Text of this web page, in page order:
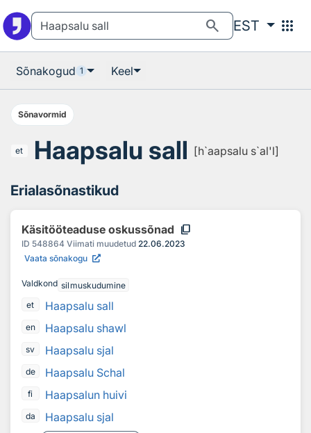
search EST apps
Sõnakogud 1 Keel
Sõnavormid
et Haapsalu sall [h`aapsalu s`al'l]
Erialasõnastikud
Käsitööteaduse oskussõnad content_copy
ID 548864 Viimati muudetud 22.06.2023
Vaata sõnakogu
Valdkond silmuskudumine
et
Haapsalu sall
en Haapsalu shawl
sv Haapsalu sjal
de Haapsalu Schal
fi Haapsalun huivi
da
Haapsalu sjal